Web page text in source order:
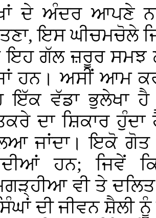
ਦੇ ਅੰਦਰ ਆਪਣੇ
ਇਸ ਘੀਚਮਚੋਲੇ
ਇਹ ਗੱਲ ਜ਼ਰੂਰ ਸਮਝ
ਹਨ। ਅਸੀਂ ਆਮ
ਇੱਕ ਵੱਡਾ ਭੁਲੇਖਾ
ਦਾ ਸ਼ਿਕਾਰ
ਜਾਂਦਾ। ਇਕੋ ਗੋਤ
ਹਨ; ਜਿਵੇਂ
ਵੀ ਤੇ
ਦੀ ਜੀਵਨ ਸ਼ੈਲੀ